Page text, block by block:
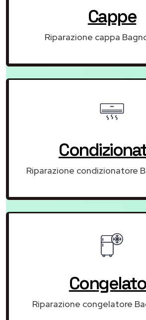
Cappe
Riparazione cappa
Riparazione condizionatore
Riparazione congelatore